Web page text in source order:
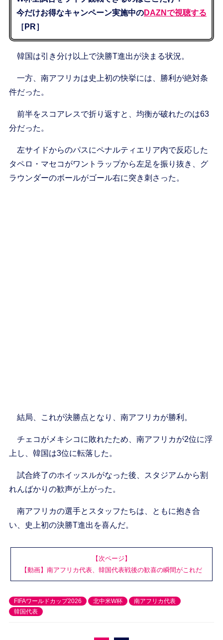
今だけお得なキャンペーン実施中のDAZNで視聴する
［PR］
韓国は引き分け以上で決勝T進出が決まる状況。
一方、南アフリカは史上初の快挙には、勝利が絶対条
件だった。
前半をスコアレスで折り返すと、均衡が破れたのは63
分だった。
左サイドからのパスにペナルティエリア内で反応した
タペロ・マセコがワントラップから左足を振り抜き、グ
ラウンダーのボールがゴール右に突き刺さった。
結局、これが決勝点となり、南アフリカが勝利。
チェコがメキシコに敗れたため、南アフリカが2位に浮
上し、韓国は3位に転落した。
試合終了のホイッスルがなった後、スタジアムから割
れんばかりの歓声が上がった。
南アフリカの選手とスタッフたちは、ともに抱き合
い、史上初の決勝T進出を喜んだ。
【次ページ】
【動画】南アフリカ代表、韓国代表戦後の歓喜の瞬間がこれだ
FIFAワールドカップ2026 北中米W杯
南アフリカ代表
韓国代表